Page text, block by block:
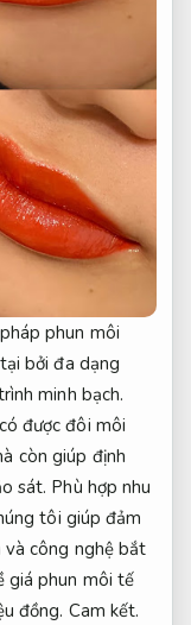
phun môi
bởi đa dạng
minh bạch.
được đôi môi
còn giúp định
sát. Phù hợp nhu
tôi giúp đảm
và công nghệ bắt
giá phun môi tế
đồng. Cam kết.